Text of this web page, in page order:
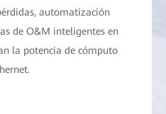
automatización
de O&M inteligentes en
la potencia de cómputo